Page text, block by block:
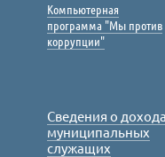
Компьютерная
программа "Мы против
коррупции"
Сведения о
муниципальных
служащих